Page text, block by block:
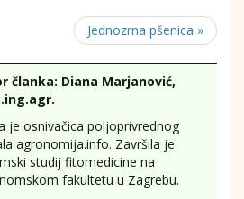
Jednozrna pšenica »
članka: Diana Marjanović,
je osnivačica poljoprivrednog
agronomija.info. Završila je
studij fitomedicine na
fakultetu u Zagrebu.